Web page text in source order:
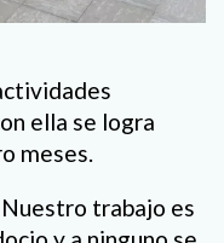
ella se logra
meses.
trabajo es